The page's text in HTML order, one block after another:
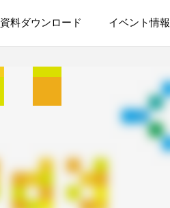
資料ダウンロード イベント情報